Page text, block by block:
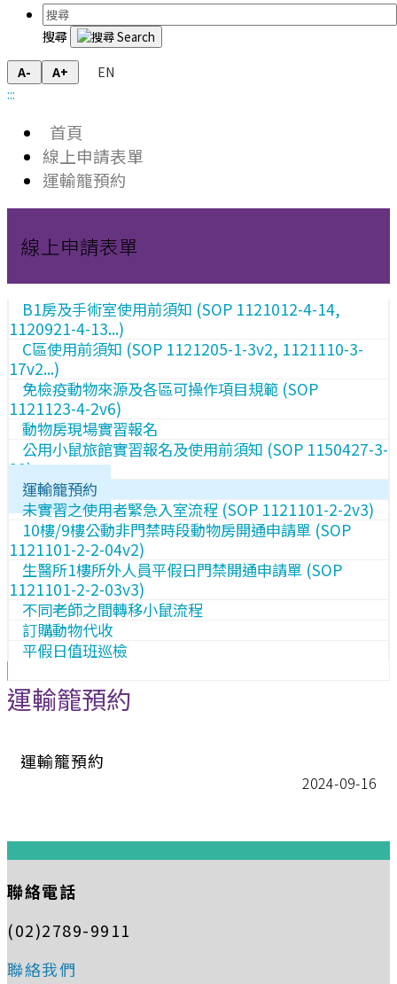
搜尋
A- A+
EN
:::
首頁
線上申請表單
運輸籠預約
線上申請表單
B1房及手術室使用前須知 (SOP 1121012-4-14,
1120921-4-13...)
C區使用前須知 (SOP 1121205-1-3v2, 1121110-3-
17v2...)
免檢疫動物來源及各區可操作項目規範 (SOP
1121123-4-2v6)
動物房現場實習報名
公用小鼠旅館實習報名及使用前須知 (SOP 1150427-3-
29)
運輸籠預約
未實習之使用者緊急入室流程 (SOP 1121101-2-2v3)
10樓/9樓公動非門禁時段動物房開通申請單 (SOP
1121101-2-2-04v2)
生醫所1樓所外人員平假日門禁開通申請單 (SOP
1121101-2-2-03v3)
不同老師之間轉移小鼠流程
訂購動物代收
平假日值班巡檢
運輸籠預約
運輸籠預約
2024-09-16
聯絡電話
(02)2789-9911
聯絡我們